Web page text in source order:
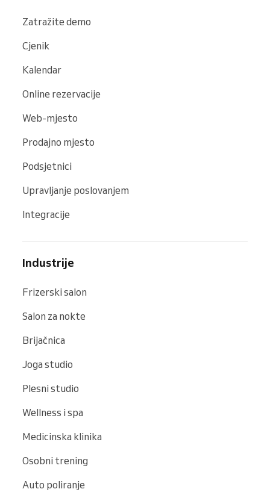
Zatražite demo
Cjenik
Kalendar
Online rezervacije
Web-mjesto
Prodajno mjesto
Podsjetnici
Upravljanje poslovanjem
Integracije
Industrije
Frizerski salon
Salon za nokte
Brijačnica
Joga studio
Plesni studio
Wellness i spa
Medicinska klinika
Osobni trening
Auto poliranje